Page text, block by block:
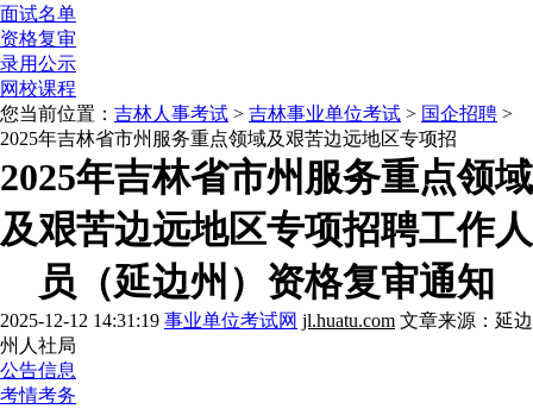
面试名单
资格复审
录用公示
网校课程
您当前位置： 吉林人事考试 > 吉林事业单位考试 > 国企招聘 >
2025年吉林省市州服务重点领域及艰苦边远地区专项招
2025年吉林省市州服务重点领域
及艰苦边远地区专项招聘工作人
员（延边州）资格复审通知
2025-12-12 14:31:19 事业单位考试网 jl.huatu.com 文章来源：延边
州人社局
公告信息
考情考务